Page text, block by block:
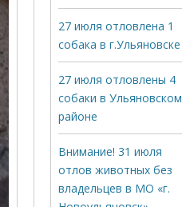
27 июля отловлена 1
собака в г.Ульяновске
27 июля отловлены 4
собаки в Ульяновском
районе
Внимание! 31 июля
отлов животных без
владельцев в МО «г.